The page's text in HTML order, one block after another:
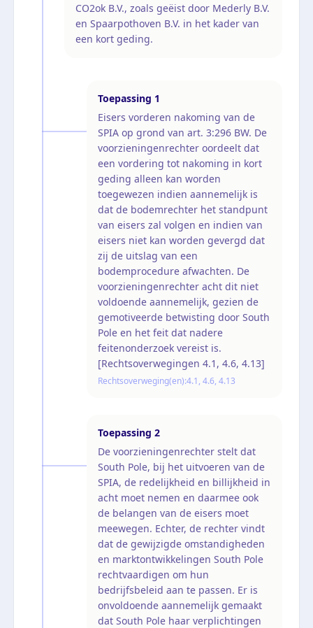
CO2ok B.V., zoals geëist door Mederly B.V.
en Spaarpothoven B.V. in het kader van
een kort geding.
Toepassing 1
Eisers vorderen nakoming van de
SPIA op grond van art. 3:296 BW. De
voorzieningenrechter oordeelt dat
een vordering tot nakoming in kort
geding alleen kan worden
toegewezen indien aannemelijk is
dat de bodemrechter het standpunt
van eisers zal volgen en indien van
eisers niet kan worden gevergd dat
zij de uitslag van een
bodemprocedure afwachten. De
voorzieningenrechter acht dit niet
voldoende aannemelijk, gezien de
gemotiveerde betwisting door South
Pole en het feit dat nadere
feitenonderzoek vereist is.
[Rechtsoverwegingen 4.1, 4.6, 4.13]
Rechtsoverweging(en):4.1, 4.6, 4.13
Toepassing 2
De voorzieningenrechter stelt dat
South Pole, bij het uitvoeren van de
SPIA, de redelijkheid en billijkheid in
acht moet nemen en daarmee ook
de belangen van de eisers moet
meewegen. Echter, de rechter vindt
dat de gewijzigde omstandigheden
en marktontwikkelingen South Pole
rechtvaardigen om hun
bedrijfsbeleid aan te passen. Er is
onvoldoende aannemelijk gemaakt
dat South Pole haar verplichtingen